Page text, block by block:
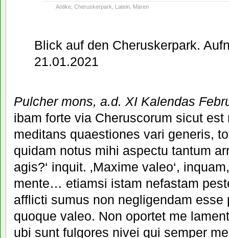
Antike Cheruskerpark Latein Mären
Blick auf den Cheruskerpark.
21.01.2021
Pulcher mons, a.d. XI Kalendas
ibam forte via Cheruscorum sicut est
meditans quaestiones vari generis,
quidam notus mihi aspectu tantum
agis?‘ inquit. ‚Maxime valeo‘,
mente… etiamsi istam nefastam
afflicti sumus non negligendam esse
quoque valeo. Non oportet me
ubi sunt fulgores nivei qui semper